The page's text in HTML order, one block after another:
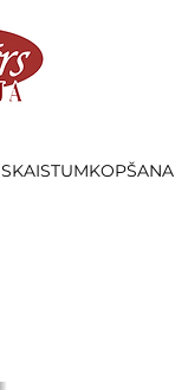
SKAISTUMKOPŠANA